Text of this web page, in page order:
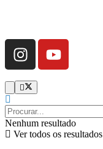
Nenhum resultado
Ver todos os resultados